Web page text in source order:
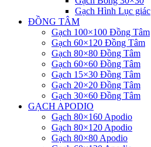
Gạch Hình Lục giác
ĐỒNG TÂM
Gạch 100×100 Đồng Tâm
Gạch 60×120 Đồng Tâm
Gạch 80×80 Đồng Tâm
Gạch 60×60 Đồng Tâm
Gạch 15×30 Đồng Tâm
Gạch 20×20 Đồng Tâm
Gạch 30×60 Đồng Tâm
GẠCH APODIO
Gạch 80×160 Apodio
Gạch 80×120 Apodio
Gạch 80×80 Apodio